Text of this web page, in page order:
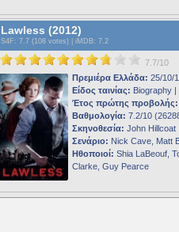
Lawless (2012)
S4F : 7.7 (108 votes) | iMDB: 7.2
7.7/10
Πρεμιέρα Ελλάδα: 25/10/
Είδος ταινίας: Biography |
Έτος πρώτης προβολής:
Βαθμολογία: 7.2/10
Σκηνοθεσία: John Hillcoat
Σενάριο: Nick Cave, Matt
Ηθοποιοί: Shia LaBeouf,
Clarke, Guy Pearce